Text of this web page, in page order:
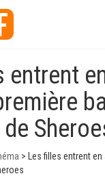
entrent
>
Les filles entrent